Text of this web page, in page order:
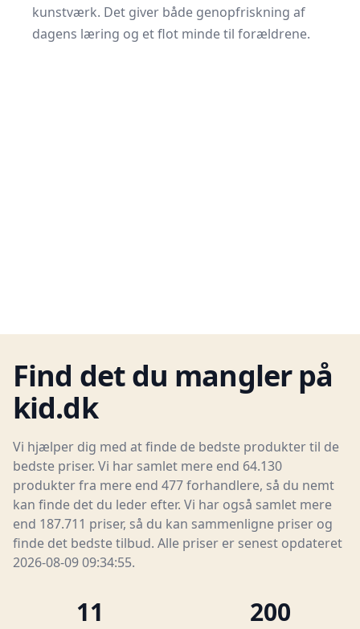
kunstværk. Det giver både genopfriskning af
dagens læring og et flot minde til forældrene.
Find det du mangler på
kid.dk
Vi hjælper dig med at finde de bedste produkter til de
bedste priser. Vi har samlet mere end 64.130
produkter fra mere end 477 forhandlere, så du nemt
kan finde det du leder efter. Vi har også samlet mere
end 187.711 priser, så du kan sammenligne priser og
finde det bedste tilbud. Alle priser er senest opdateret
2026-08-09 09:34:55.
11 200